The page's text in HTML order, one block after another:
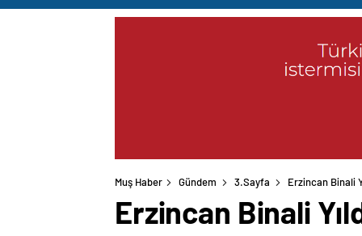
Muş Haber Gündem 3.Sayfa Erzincan Binali
Erzincan Binali